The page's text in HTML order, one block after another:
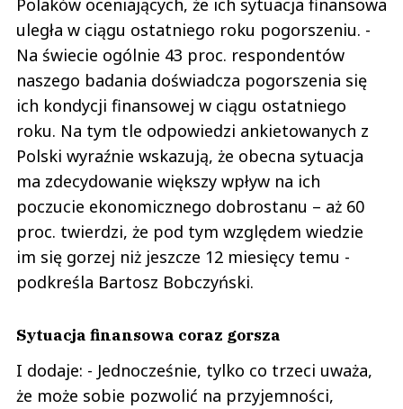
Polaków oceniających, że ich sytuacja finansowa
uległa w ciągu ostatniego roku pogorszeniu. -
Na świecie ogólnie 43 proc. respondentów
naszego badania doświadcza pogorszenia się
ich kondycji finansowej w ciągu ostatniego
roku. Na tym tle odpowiedzi ankietowanych z
Polski wyraźnie wskazują, że obecna sytuacja
ma zdecydowanie większy wpływ na ich
poczucie ekonomicznego dobrostanu – aż 60
proc. twierdzi, że pod tym względem wiedzie
im się gorzej niż jeszcze 12 miesięcy temu -
podkreśla Bartosz Bobczyński.
Sytuacja finansowa coraz gorsza
I dodaje: - Jednocześnie, tylko co trzeci uważa,
że może sobie pozwolić na przyjemności,